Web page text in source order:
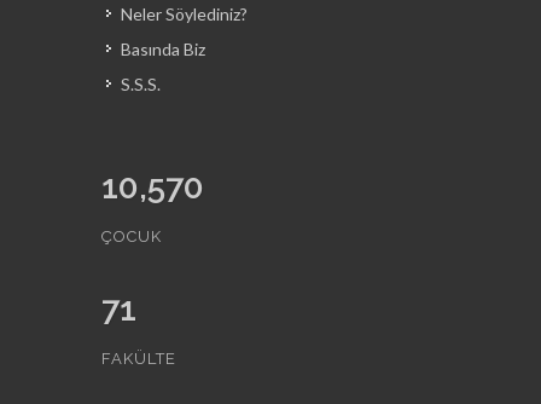
Neler Söylediniz?
Basında Biz
S.S.S.
10,570
ÇOCUK
71
FAKÜLTE